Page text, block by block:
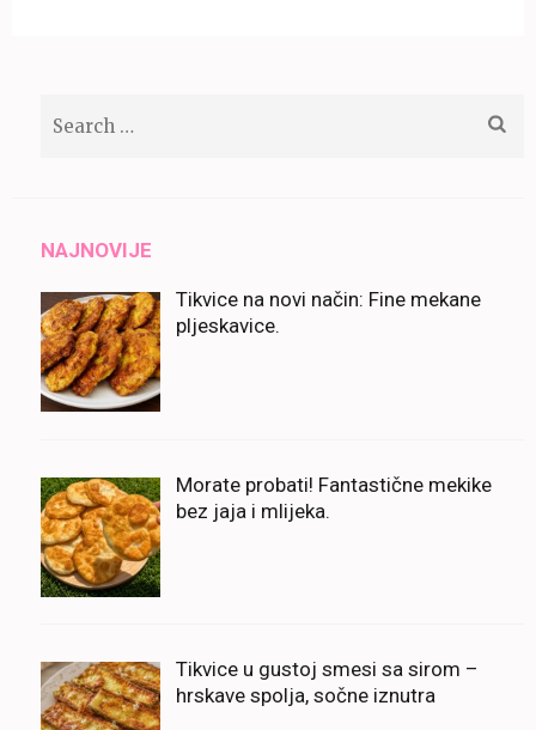
NAJNOVIJE
Tikvice na novi način: Fine mekane
pljeskavice.
Morate probati! Fantastične mekike
bez jaja i mlijeka.
Tikvice u gustoj smesi sa sirom –
hrskave spolja, sočne iznutra